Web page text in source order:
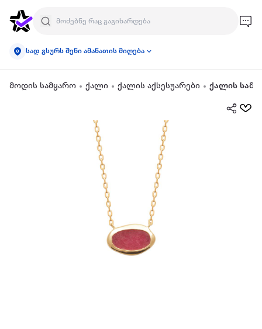
სად გსურს შენი ამანათის მიღება
მოდის სამყარო ქალი ქალის აქსესუარები ქალის